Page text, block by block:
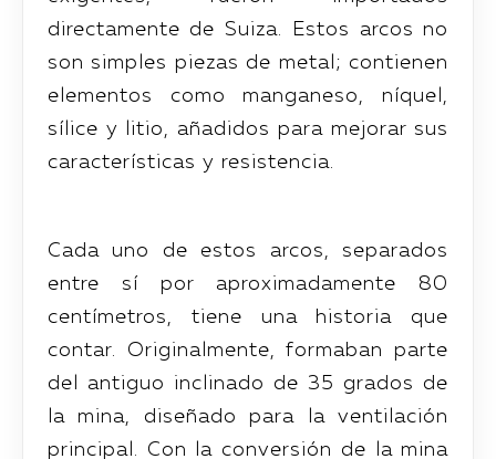
directamente de Suiza. Estos arcos no
son simples piezas de metal; contienen
elementos como manganeso, níquel,
sílice y litio, añadidos para mejorar sus
características y resistencia.
Cada uno de estos arcos, separados
entre sí por aproximadamente 80
centímetros, tiene una historia que
contar. Originalmente, formaban parte
del antiguo inclinado de 35 grados de
la mina, diseñado para la ventilación
principal. Con la conversión de la mina